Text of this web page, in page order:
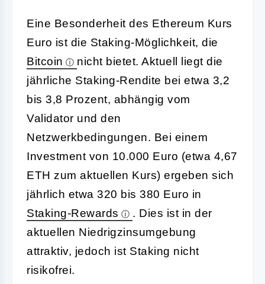
Eine Besonderheit des Ethereum Kurs
Euro ist die Staking-Möglichkeit, die
Bitcoin
nicht bietet. Aktuell liegt die
jährliche Staking-Rendite bei etwa 3,2
bis 3,8 Prozent, abhängig vom
Validator und den
Netzwerkbedingungen. Bei einem
Investment von 10.000 Euro (etwa 4,67
ETH zum aktuellen Kurs) ergeben sich
jährlich etwa 320 bis 380 Euro in
Staking-Rewards
. Dies ist in der
aktuellen Niedrigzinsumgebung
attraktiv, jedoch ist Staking nicht
risikofrei.